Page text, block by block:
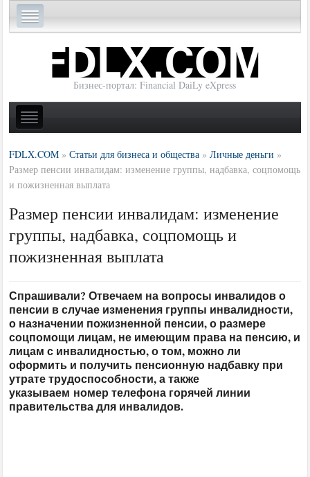
Бизнес-портал: Financial DaiLy eXpress
FDLX.COM »Статьи для бизнеса и общества »Личные деньги »
Размер пенсии инвалидам: изменение группы, надбавка, соцпомощь
и пожизненная выплата
Размер пенсии инвалидам: изменение
группы, надбавка, соцпомощь и
пожизненная выплата
Спрашивали? Отвечаем на вопросы инвалидов о
пенсии в случае изменения группы инвалидности,
о назначении пожизненной пенсии, о размере
соцпомощи лицам, не имеющим права на пенсию, и
лицам с инвалидностью, о том, можно ли
оформить и получить пенсионную надбавку при
утрате трудоспособности, а также
указываем номер телефона горячей линии
правительства для инвалидов.